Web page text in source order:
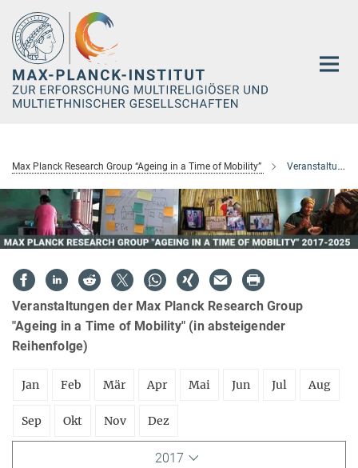
Hauptinhalt
Max Planck Research Group “Ageing in a Time of Mobility” Veranstaltungen
Veranstaltungen der Max Planck Research Group
"Ageing in a Time of Mobility" (in absteigender
Reihenfolge)
Jan Feb Mär Apr Mai Jun Jul Aug
Sep Okt Nov Dez
2017